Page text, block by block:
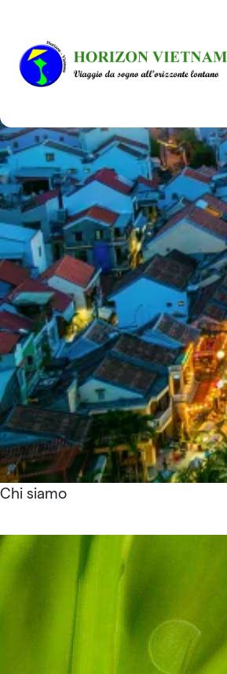
Chi siamo